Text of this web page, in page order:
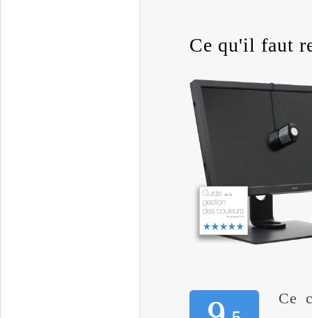
Ce qu'il faut
Ce